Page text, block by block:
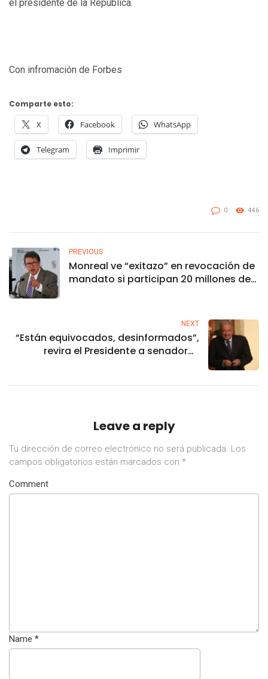
el presidente de la República.
Con infromación de Forbes
Comparte esto:
X Facebook WhatsApp
Telegram Imprimir
0 446
PREVIOUS
Monreal ve “exitazo” en revocación de
mandato si participan 20 millones de
NEXT
“Están equivocados, desinformados”,
revira el Presidente a senadores
Leave a reply
Tu dirección de correo electrónico no será publicada. Los
campos obligatorios están marcados con *
Comment
Name *